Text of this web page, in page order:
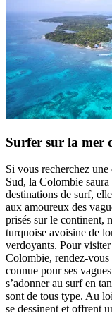
Surfer sur la mer
Si vous recherchez
Sud, la Colombie
destinations de surf,
aux amoureux des
prisés sur le continent,
turquoise avoisine de
verdoyants. Pour
Colombie, rendez-vous
connue pour ses
s’adonner au surf en
sont de tous type. Au
se dessinent et offrent